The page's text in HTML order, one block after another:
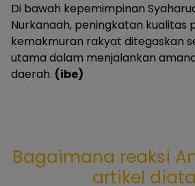
Di bawah kepemimpinan
Nurkanaah, peningkatan kualitas
kemakmuran rakyat ditegaskan
utama dalam menjalankan
daerah. (ibe)
Bagaimana reaksi
artikel